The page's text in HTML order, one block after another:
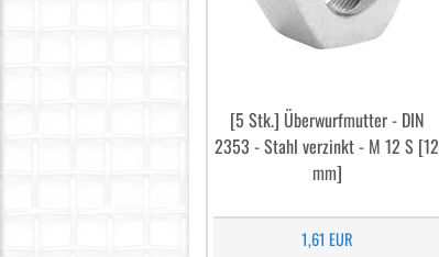
[5 Stk.] Überwurfmutter - DIN
2353 - Stahl verzinkt - M 12 S [12
mm]
1,61 EUR